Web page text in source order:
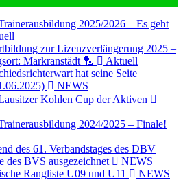
2025/2026 – Es geht
zur Lizenzverlängerung 2025 –
Markranstädt 🏸
Aktuell
hat seine Seite
NEWS
Kohlen Cup der Aktiven
2024/2025 – Finale!
des 61. Verbandstages des DBV
des BVS ausgezeichnet
NEWS
Rangliste U09 und U11
NEWS